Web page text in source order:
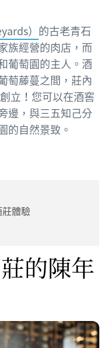
） 的古老青石
族經營的肉店，而
葡萄園的主人。酒
萄藤蔓之間，莊內
立！您可以在酒窖
邊，與三五知己分
的自然景致。
體驗
的陳年